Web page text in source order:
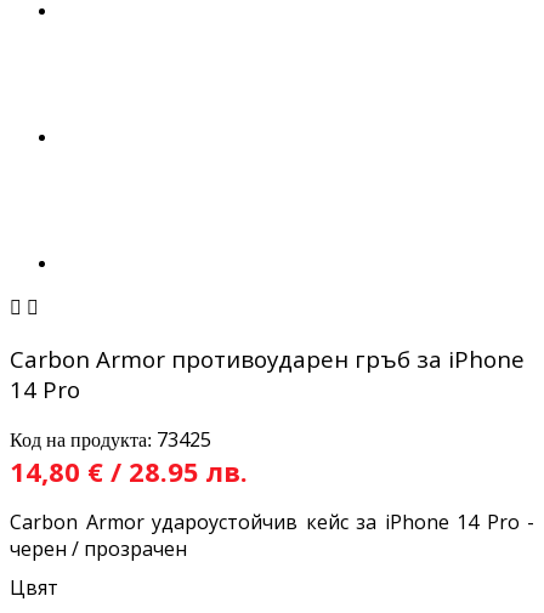
 
Carbon Armor противоударен гръб за iPhone
14 Pro
Код на продукта: 73425
14,80 € / 28.95 лв.
Carbon Armor удароустойчив кейс за iPhone 14 Pro -
черен / прозрачен
Цвят